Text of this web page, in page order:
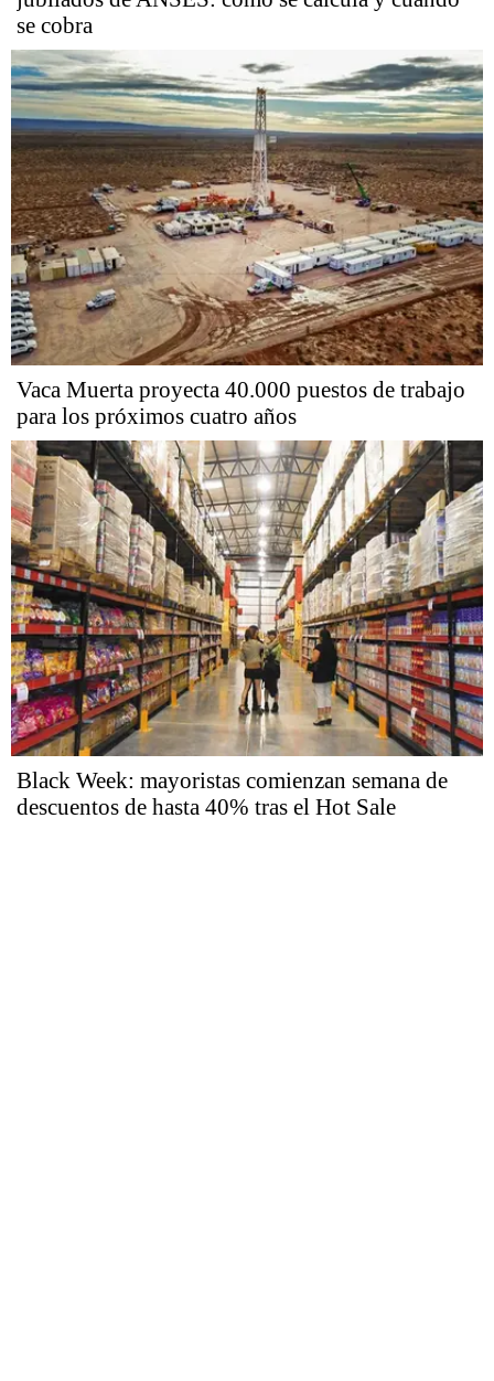
se cobra
Vaca Muerta proyecta 40.000 puestos de trabajo
para los próximos cuatro años
Black Week: mayoristas comienzan semana de
descuentos de hasta 40% tras el Hot Sale